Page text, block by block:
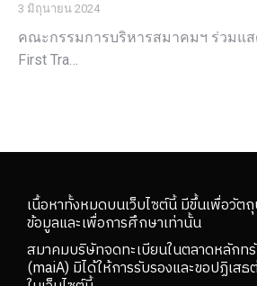
3 มิถุนายน 2024
คณะกรรมการบริหารสมาคมฯ ร่วมแ
First Tra…
เนื้อหาทั้งหมดบนเว็บไซต์นี้ มีขึ้นเพื่อวัต
ข้อมูลและเพื่อการศึกษาเท่านั้น
สมาคมบริษัทจดทะเบียนในตลาดหลักทรั
(maiA) มิได้ให้การรับรองและขอปฏิเส